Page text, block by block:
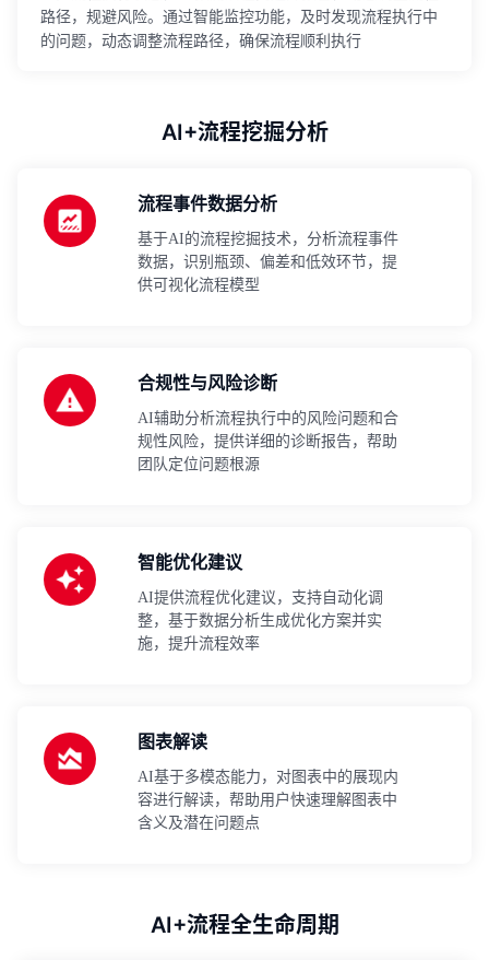
路径，规避风险。通过智能监控功能，及时发现流程执行中
的问题，动态调整流程路径，确保流程顺利执行
AI+流程挖掘分析
流程事件数据分析
基于AI的流程挖掘技术，分析流程事件
数据，识别瓶颈、偏差和低效环节，提
供可视化流程模型
合规性与风险诊断
AI辅助分析流程执行中的风险问题和合
规性风险，提供详细的诊断报告，帮助
团队定位问题根源
智能优化建议
AI提供流程优化建议，支持自动化调
整，基于数据分析生成优化方案并实
施，提升流程效率
图表解读
AI基于多模态能力，对图表中的展现内
容进行解读，帮助用户快速理解图表中
含义及潜在问题点
AI+流程全生命周期